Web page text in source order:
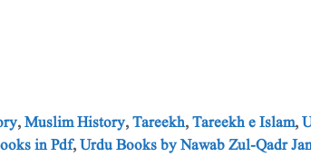
,Muslim History,Tareekh,Tareekh e Islam,
in Pdf,Urdu Books by Nawab Zul-Qadr